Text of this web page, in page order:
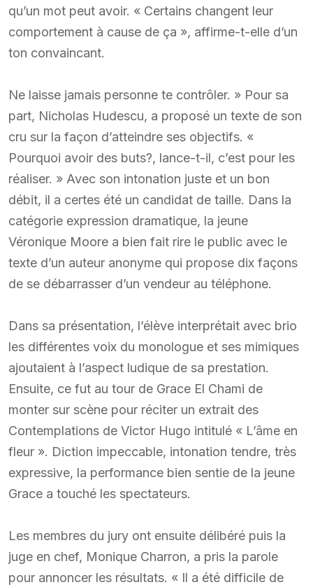
qu’un mot peut avoir. « Certains changent leur
comportement à cause de ça », affirme-t-elle d’un
ton convaincant.
Ne laisse jamais personne te contrôler. » Pour sa
part, Nicholas Hudescu, a proposé un texte de son
cru sur la façon d’atteindre ses objectifs. «
Pourquoi avoir des buts?, lance-t-il, c’est pour les
réaliser. » Avec son intonation juste et un bon
débit, il a certes été un candidat de taille. Dans la
catégorie expression dramatique, la jeune
Véronique Moore a bien fait rire le public avec le
texte d’un auteur anonyme qui propose dix façons
de se débarrasser d’un vendeur au téléphone.
Dans sa présentation, l’élève interprétait avec brio
les différentes voix du monologue et ses mimiques
ajoutaient à l’aspect ludique de sa prestation.
Ensuite, ce fut au tour de Grace El Chami de
monter sur scène pour réciter un extrait des
Contemplations de Victor Hugo intitulé « L’âme en
fleur ». Diction impeccable, intonation tendre, très
expressive, la performance bien sentie de la jeune
Grace a touché les spectateurs.
Les membres du jury ont ensuite délibéré puis la
juge en chef, Monique Charron, a pris la parole
pour annoncer les résultats. « Il a été difficile de